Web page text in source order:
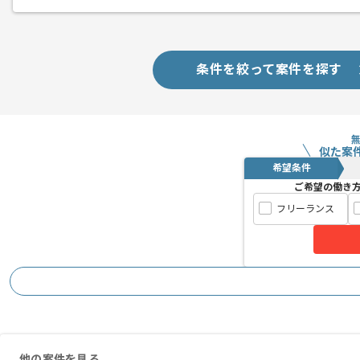
条件を絞って案件を探す
似た案
希望条件
ご希望の働き
フリーランス